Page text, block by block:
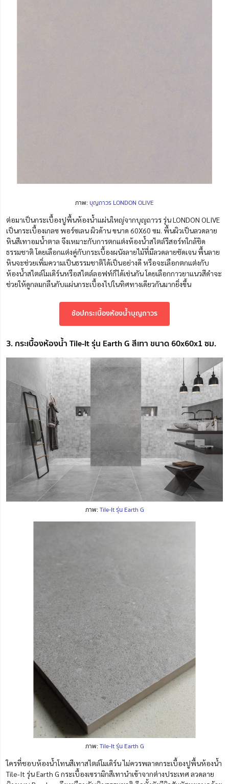
ภาพ: บุญถาวร LONDON OLIVE
ต่อมาเป็นกระเบื้องปูพื้นห้องน้ำแผ่นใหญ่จากบุญถาวร รุ่น LONDON OLIVE
เป็นกระเบื้องเกลซ พอร์ซเลน ผิวด้าน ขนาด 60X60 ซม. พื้นผิวเป็นลวดลาย
หินสีเทาอมน้ำตาล จึงเหมาะกับการตกแต่งห้องน้ำสไตล์รีสอร์ทใกล้ชิด
ธรรมชาติ โดยเลือกแต่งคู่กับกระเบื้องผนังลายไม้ที่มีลวดลายชัดเจน พื้นลาย
หินจะช่วยเพิ่มความเป็นธรรมชาติได้เป็นอย่างดี หรือจะเลือกตกแต่งกับ
ห้องน้ำสไตล์โมเดิร์นหรือสไตล์ลอฟท์ก็ได้เช่นกัน โดยเลือกกาวยาแนวสีดำจะ
ช่วยให้ดูกลมกลืนกับแผ่นกระเบื้องไปในทิศทางเดียวกันมากยิ่งขึ้น
ช้อปกระเบื้องห้องน้ำบุญถาวร
3. กระเบื้องห้องน้ำ Tile-It รุ่น Earth G สีเทา ขนาด 60x60x1 ซม.
ภาพ:Tile-It รุ่น Earth G
ภาพ:Tile-It รุ่น Earth G
ใครที่ชอบห้องน้ำโทนสีเทาสไตล์โมเดิร์น ไม่ควรพลาดกระเบื้องปูพื้นห้องน้ำ
Tile-It รุ่น Earth G กระเบื้องเซรามิกสีเทานำเข้าจากต่างประเทศ ลวดลาย